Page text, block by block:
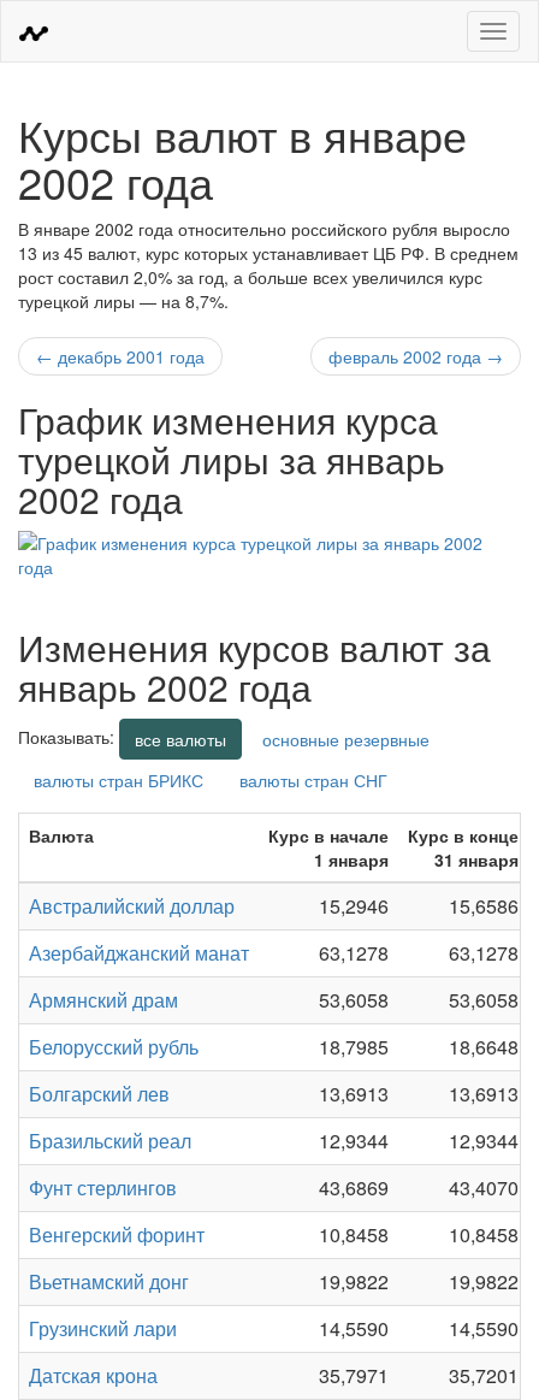
Меню
Курсы валют в январе
2002 года
В январе 2002 года относительно российского рубля выросло
13 из 45 валют, курс которых устанавливает ЦБ РФ. В среднем
рост составил 2,0% за год, а больше всех увеличился курс
турецкой лиры — на 8,7%.
← декабрь 2001 года февраль 2002 года →
График изменения курса
турецкой лиры за январь
2002 года
Изменения курсов валют за
январь 2002 года
Показывать: все валюты
основные резервные
валюты стран БРИКС
валюты стран СНГ
Валюта
Курс в начале
1 января
Курс в конце
31 января
Австралийский доллар 15,2946
15,6586
Азербайджанский манат
63,1278
63,1278
Армянский драм
53,6058
53,6058
Белорусский рубль
18,7985
18,6648
Болгарский лев
13,6913
13,6913
Бразильский реал
12,9344
12,9344
Фунт стерлингов
43,6869
43,4070
Венгерский форинт
10,8458
10,8458
Вьетнамский донг
19,9822
19,9822
Грузинский лари
14,5590
14,5590
Датская крона
35,7971
35,7201